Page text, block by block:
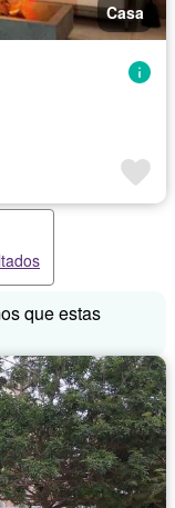
Casa
que estas